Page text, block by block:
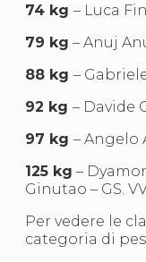
74 kg– Luca
79 kg – Anuj
88 kg–
92 kg– Davide
97 kg– Angelo
125 kg –
Ginutao – GS.
Per vedere le
categoria di